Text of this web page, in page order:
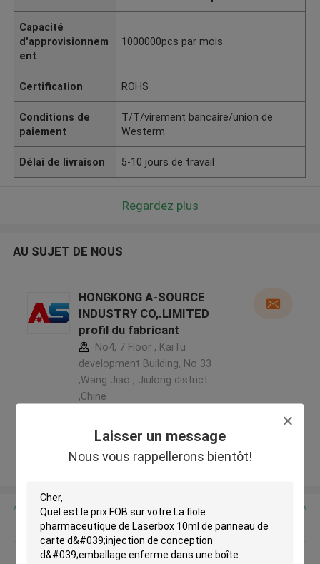
Laisser un message
Nous vous rappellerons bientôt!
Capacité
d'approvisionnem
ent
1000000pcs par mois
Certification ROHS
Conditions de
paiement
T/T/virement bancaire/union de
Westerm
Délai de livraison 5-10 jours de travail
Regardez plus
AU SUJET DE NOUS
HONGKONG A-SOURCE
INDUSTRY CO,.LIMITED
profil du fabricant
No4, 7 Floor , KaiTu
development Building, No 33
,Wang Jiao , Jiulong district
,Chine
Fournisseur vérifié
Regardez plus